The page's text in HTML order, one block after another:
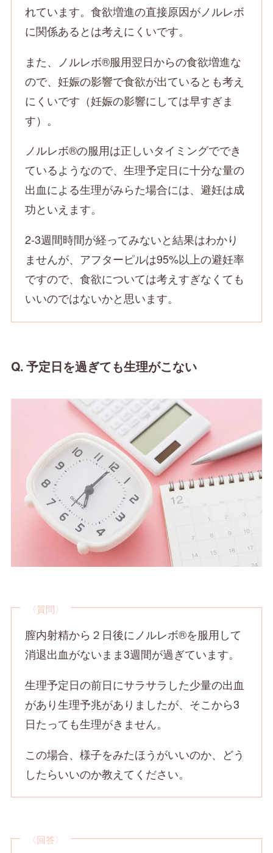
れています。食欲増進の直接原因がノルレボ
に関係あるとは考えにくいです。
また、ノルレボ®服用翌日からの食欲増進な
ので、妊娠の影響で食欲が出ているとも考え
にくいです（妊娠の影響にしては早すぎま
す）。
ノルレボ®の服用は正しいタイミングででき
ているようなので、生理予定日に十分な量の
出血による生理がみらた場合には、避妊は成
功といえます。
2-3週間時間が経ってみないと結果はわかり
ませんが、アフターピルは95%以上の避妊率
ですので、食欲については考えすぎなくても
いいのではないかと思います。
Q.予定日を過ぎても生理がこない
〈質問〉
膣内射精から２日後にノルレボ®を服用して
消退出血がないまま3週間が過ぎています。
生理予定日の前日にサラサラした少量の出血
があり生理予兆がありましたが、そこから3
日たっても生理がきません。
この場合、様子をみたほうがいいのか、どう
したらいいのか教えてください。
〈回答〉